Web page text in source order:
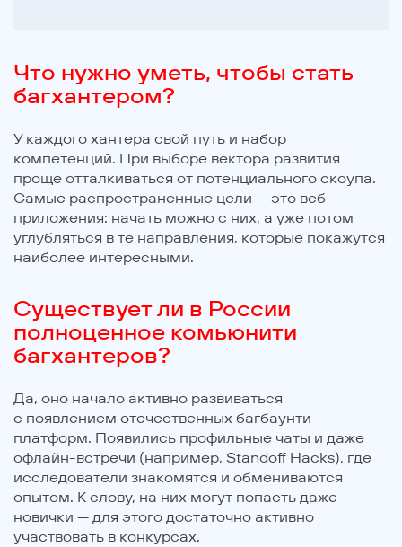
Что нужно уметь, чтобы стать
багхантером?
У каждого хантера свой путь и набор
компетенций. При выборе вектора развития
проще отталкиваться от потенциального скоупа.
Самые распространенные цели — это веб-
приложения: начать можно с них, а уже потом
углубляться в те направления, которые покажутся
наиболее интересными.
Существует ли в России
полноценное комьюнити
багхантеров?
Да, оно начало активно развиваться
с появлением отечественных багбаунти-
платформ. Появились профильные чаты и даже
офлайн-встречи (например, Standoff Hacks), где
исследователи знакомятся и обмениваются
опытом. К слову, на них могут попасть даже
новички — для этого достаточно активно
участвовать в конкурсах.